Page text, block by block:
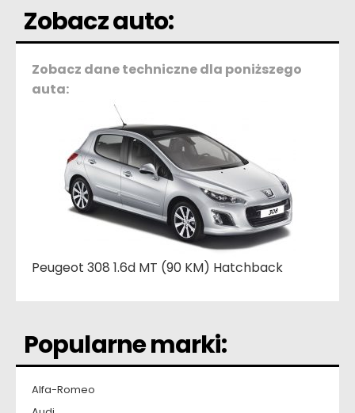
Zobacz auto:
Zobacz dane techniczne dla poniższego
auta:
Peugeot 308 1.6d MT (90 KM) Hatchback
Popularne marki:
Alfa-Romeo